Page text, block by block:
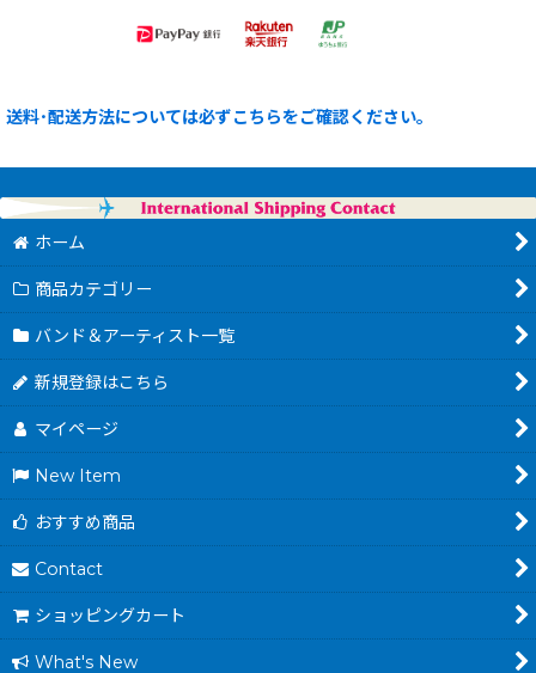
送料･配送方法については必ずこちらをご確認ください。
ホーム
商品カテゴリー
バンド＆アーティスト一覧
新規登録はこちら
マイページ
New Item
おすすめ商品
Contact
ショッピングカート
What's New